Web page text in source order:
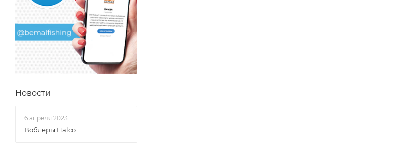
Новости
6 апреля 2023
Воблеры Halco